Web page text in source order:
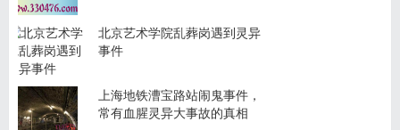
北京艺术学院乱葬岗遇到灵异
事件
上海地铁漕宝路站闹鬼事件，
常有血腥灵异大事故的真相